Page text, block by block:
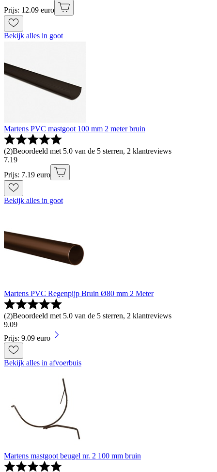
Prijs: 12.09 euro
Bekijk alles in goot
Martens PVC mastgoot 100 mm 2 meter bruin
(2)Beoordeeld met 5.0 van de 5 sterren, 2 klantreviews
7.19
Prijs: 7.19 euro
Bekijk alles in goot
Martens PVC Regenpijp Bruin Ø80 mm 2 Meter
(2)Beoordeeld met 5.0 van de 5 sterren, 2 klantreviews
9.09
Prijs: 9.09 euro
Bekijk alles in afvoerbuis
Martens mastgoot beugel nr. 2 100 mm bruin